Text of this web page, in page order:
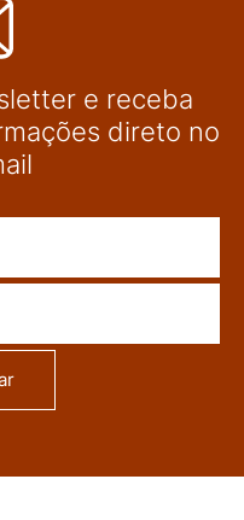
e receba
direto no